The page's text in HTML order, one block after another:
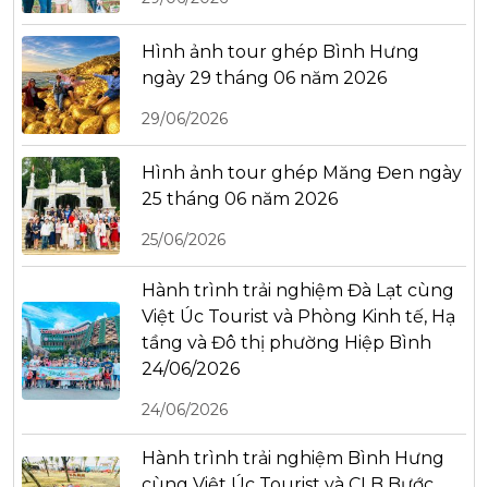
Hình ảnh tour ghép Bình Hưng
ngày 29 tháng 06 năm 2026
29/06/2026
Hình ảnh tour ghép Măng Đen ngày
25 tháng 06 năm 2026
25/06/2026
Hành trình trải nghiệm Đà Lạt cùng
Việt Úc Tourist và Phòng Kinh tế, Hạ
tầng và Đô thị phường Hiệp Bình
24/06/2026
24/06/2026
Hành trình trải nghiệm Bình Hưng